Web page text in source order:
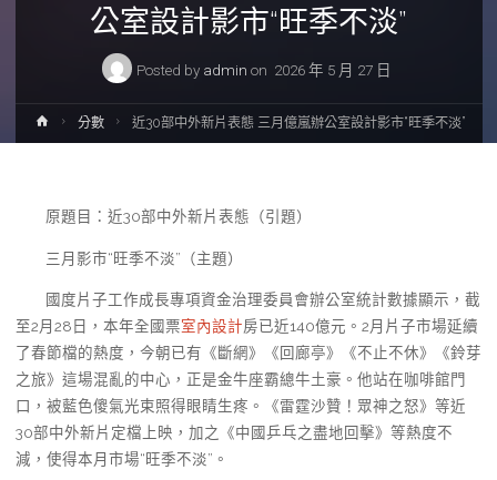
公室設計影市“旺季不淡”
Posted by admin on 2026 年 5 月 27 日
Home分數 近30部中外新片表態 三月億嵐辦公室設計影市“旺季不淡”
原題目：近30部中外新片表態（引題）
三月影市“旺季不淡”（主題）
國度片子工作成長專項資金治理委員會辦公室統計數據顯示，截
至2月28日，本年全國票室內設計房已近140億元。2月片子市場延續
了春節檔的熱度，今朝已有《斷網》《回廊亭》《不止不休》《鈴芽
之旅》這場混亂的中心，正是金牛座霸總牛土豪。他站在咖啡館門
口，被藍色傻氣光束照得眼睛生疼。《雷霆沙贊！眾神之怒》等近
30部中外新片定檔上映，加之《中國乒乓之盡地回擊》等熱度不
減，使得本月市場“旺季不淡”。